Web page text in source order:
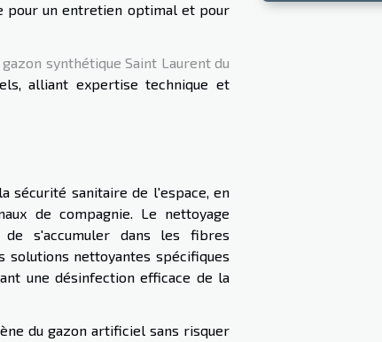
pour un entretien optimal et pour
synthétique Saint Laurent du
alliant expertise technique et
sécurité sanitaire de l'espace, en
de compagnie. Le nettoyage
de s'accumuler dans les fibres
solutions nettoyantes spécifiques
une désinfection efficace de la
du gazon artificiel sans risquer